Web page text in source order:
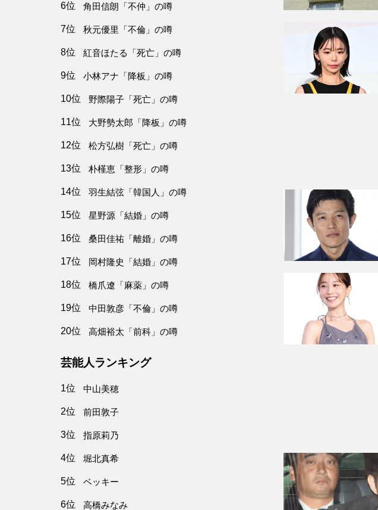
6位 角田信朗「不仲」の噂
7位 秋元優里「不倫」の噂
8位 紅音ほたる「死亡」の噂
9位 小林アナ「降板」の噂
10位 野際陽子「死亡」の噂
11位 大野勢太郎「降板」の噂
12位 松方弘樹「死亡」の噂
13位 朴槿恵「整形」の噂
14位 羽生結弦「韓国人」の噂
15位 星野源「結婚」の噂
16位 桑田佳祐「離婚」の噂
17位 岡村隆史「結婚」の噂
18位 橋爪遼「麻薬」の噂
19位 中田敦彦「不倫」の噂
20位 高畑裕太「前科」の噂
芸能人ランキング
1位 中山美穂
2位 前田敦子
3位 指原莉乃
4位 堀北真希
5位 ベッキー
6位 高橋みなみ